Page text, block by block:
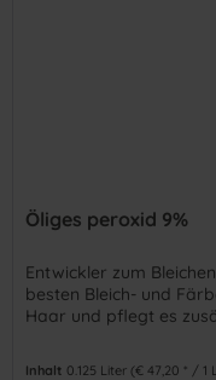
Öliges peroxid 9%
Entwickler zum
besten Bleich- und
Haar und pflegt es
Inhalt 0.125 Liter (€ 47,20 * / 1